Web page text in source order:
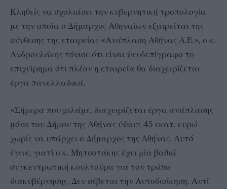
Κληθείς να σχολιάσει την κυβερνητική τροπολογία
με την οποία ο Δήμαρχος Αθηναίων εξαιρείται της
σύνθεσης της εταιρείας «Ανάπλαση Αθήνας Α.Ε.», ο κ.
Ανδρουλάκης τόνισε ότι είναι ψευδεπίγραφο το
επιχείρημα ότι πλέον η εταιρεία θα διαχειρίζεται
έργα πανελλαδικά.
«Σήμερα που μιλάμε, διαχειρίζεται έργα ανάπλασης
μόνο του Δήμου της Αθήνας ύψους 45 εκατ. ευρώ
χωρίς να υπάρχει ο Δήμαρχος της Αθήνας. Αυτό
έγινε, γιατί ο κ. Μητσοτάκης έχει μία βαθιά
συγκεντρωτική κουλτούρα για τον τρόπο
διακυβέρνησης. Δεν σέβεται την Αυτοδιοίκηση. Αντί